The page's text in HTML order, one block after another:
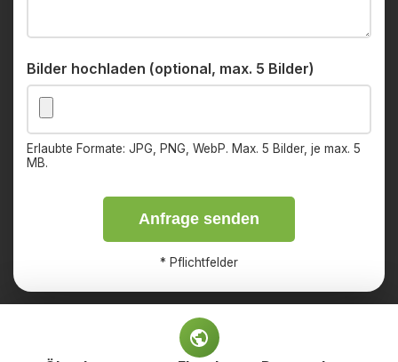
Bilder hochladen (optional, max. 5 Bilder)
Erlaubte Formate: JPG, PNG, WebP. Max. 5 Bilder, je max. 5
MB.
Anfrage senden
* Pflichtfelder